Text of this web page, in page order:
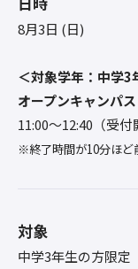
8月3日 (日)
＜対象学年：中学3
オープンキャンパス
11:00〜12:40（受付
※終了時間が10分ほど
対象
中学3年生の方限定